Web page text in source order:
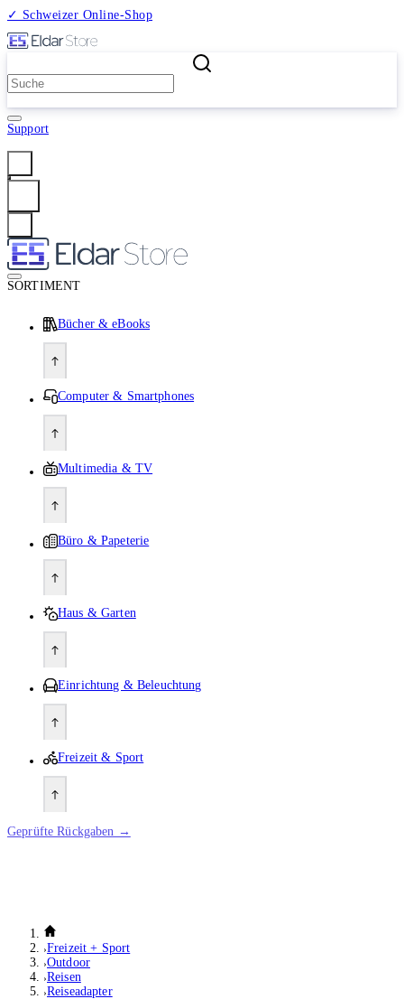
✓ Schweizer Online-Shop
Support
SORTIMENT
Bücher & eBooks
Computer & Smartphones
Multimedia & TV
Büro & Papeterie
Haus & Garten
Einrichtung & Beleuchtung
Freizeit & Sport
Geprüfte Rückgaben →
Freizeit + Sport
Outdoor
Reisen
Reiseadapter